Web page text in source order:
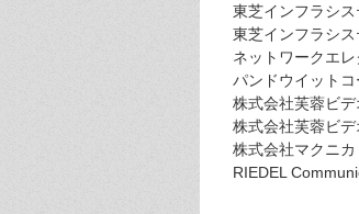
東芝インフラシ
東芝インフラシ
ネットワークエ
パンドウイット
株式会社芙蓉ビ
株式会社芙蓉ビ
株式会社マクニ
RIEDEL